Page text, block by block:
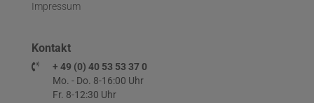
Impressum
Kontakt
+ 49 (0) 40 53 53 37 0
Mo. - Do. 8-16:00 Uhr
Fr. 8-12:30 Uhr